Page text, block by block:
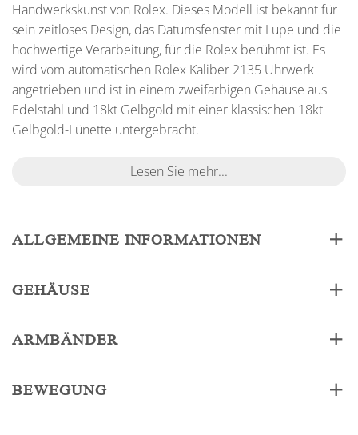
Handwerkskunst von Rolex. Dieses Modell ist bekannt für
sein zeitloses Design, das Datumsfenster mit Lupe und die
hochwertige Verarbeitung, für die Rolex berühmt ist. Es
wird vom automatischen Rolex Kaliber 2135 Uhrwerk
angetrieben und ist in einem zweifarbigen Gehäuse aus
Edelstahl und 18kt Gelbgold mit einer klassischen 18kt
Gelbgold-Lünette untergebracht.
Lesen Sie mehr...
ALLGEMEINE INFORMATIONEN
GEHÄUSE
ARMBÄNDER
BEWEGUNG